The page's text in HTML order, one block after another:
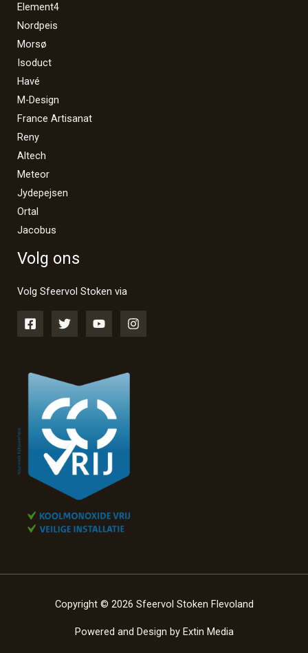
Element4
Nordpeis
Morsø
Isoduct
Havé
M-Design
France Artisanat
Reny
Altech
Meteor
Jydepejsen
Ortal
Jacobus
Volg ons
Volg Sfeervol Stoken via
Copyright © 2026 Sfeervol Stoken Flevoland
Powered and Design by Extin Media